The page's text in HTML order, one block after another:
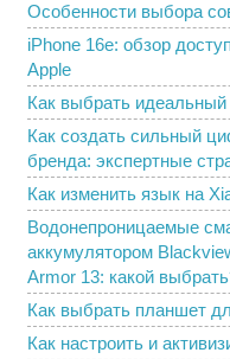
Особенности выбора
iPhone 16e: обзор
Apple
Как выбрать
Как создать сильный
бренда: экспертные
Как изменить язык на
Водонепроницаемые
аккумулятором
Armor 13: какой
Как выбрать планшет
Как настроить и